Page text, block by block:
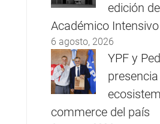
edición
Académico
6 agosto, 2026
YPF y
commerce del país